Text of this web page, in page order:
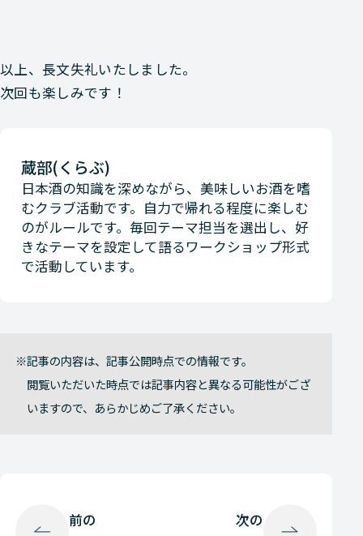
以上、長文失礼いたしました。
次回も楽しみです！
蔵部(くらぶ)
日本酒の知識を深めながら、美味しいお酒を嗜
むクラブ活動です。自力で帰れる程度に楽しむ
のがルールです。毎回テーマ担当を選出し、好
きなテーマを設定して語るワークショップ形式
で活動しています。
記事の内容は、記事公開時点での情報です。
閲覧いただいた時点では記事内容と異なる可能性がござ
いますので、あらかじめご了承ください。
前の
次の